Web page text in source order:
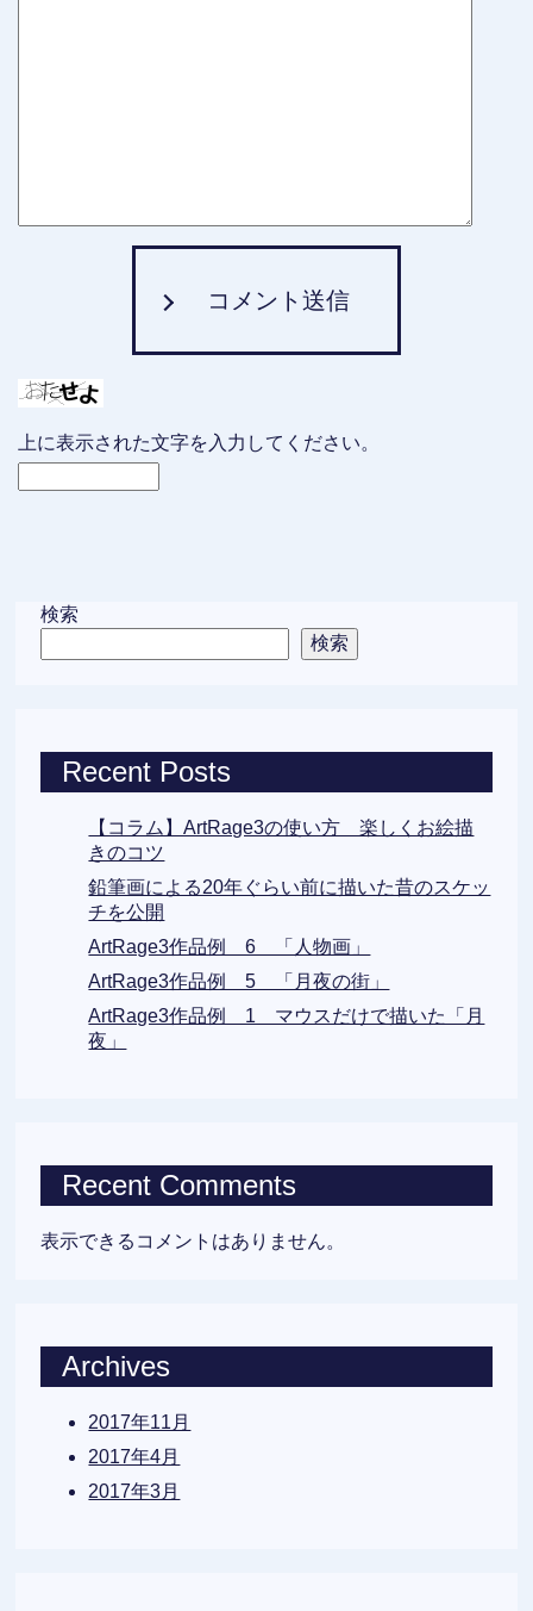
コメント送信
上に表示された文字を入力してください。
検索
検索
Recent Posts
【コラム】ArtRage3の使い方 楽しくお絵描
きのコツ
鉛筆画による20年ぐらい前に描いた昔のスケッ
チを公開
ArtRage3作品例 6 「人物画」
ArtRage3作品例 5 「月夜の街」
ArtRage3作品例 1 マウスだけで描いた「月
夜」
Recent Comments
表示できるコメントはありません。
Archives
2017年11月
2017年4月
2017年3月